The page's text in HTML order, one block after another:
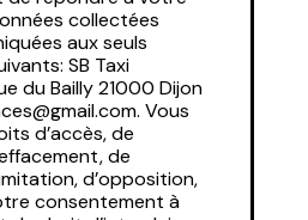
collectées
aux seuls
SB Taxi
du Bailly 21000 Dijon
Vous
d’accès, de
de
d’opposition,
consentement à